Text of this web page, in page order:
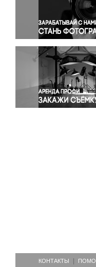
Правосудие
Происшествия
Религия
Светская жизнь
Спорт
Экология
Экономика и
КОНТАКТЫ